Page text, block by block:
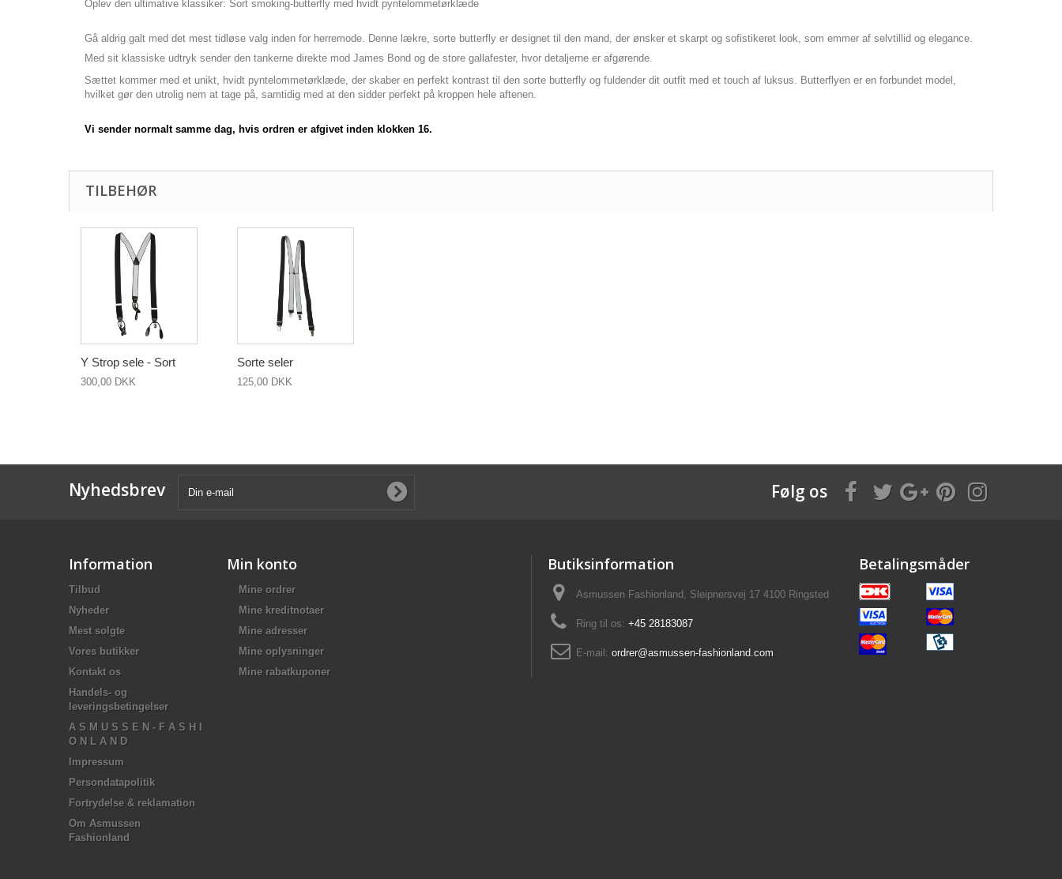
Oplev den ultimative klassiker: Sort smoking-butterfly med hvidt pyntelommetørklæde
Gå aldrig galt med det mest tidløse valg inden for herremode. Denne lækre, sorte butterfly er designet til den mand, der ønsker et skarpt og sofistikeret look, som emmer af selvtillid og elegance.
Med sit klassiske udtryk sender den tankerne direkte mod James Bond og de store gallafester, hvor detaljerne er afgørende.
Sættet kommer med et unikt, hvidt pyntelommetørklæde, der skaber en perfekt kontrast til den sorte butterfly og fuldender dit outfit med et touch af luksus. Butterflyen er en forbundet model,
hvilket gør den utrolig nem at tage på, samtidig med at den sidder perfekt på kroppen hele aftenen.
Vi sender normalt samme dag, hvis ordren er afgivet inden klokken 16.
TILBEHØR
Y Strop sele - Sort
300,00 DKK
Sorte seler
125,00 DKK
Nyhedsbrev Følg os
Information
Tilbud
Nyheder
Mest solgte
Vores butikker
Kontakt os
Handels- og
leveringsbetingelser
A S M U S S E N - F A S H I
O N L A N D
Impressum
Persondatapolitik
Fortrydelse & reklamation
Om Asmussen
Fashionland
Min konto
Mine ordrer
Mine kreditnotaer
Mine adresser
Mine oplysninger
Mine rabatkuponer
Butiksinformation
Asmussen Fashionland, Sleipnersvej 17 4100 Ringsted
Ring til os: +45 28183087
E-mail: ordrer@asmussen-fashionland.com
Betalingsmåder